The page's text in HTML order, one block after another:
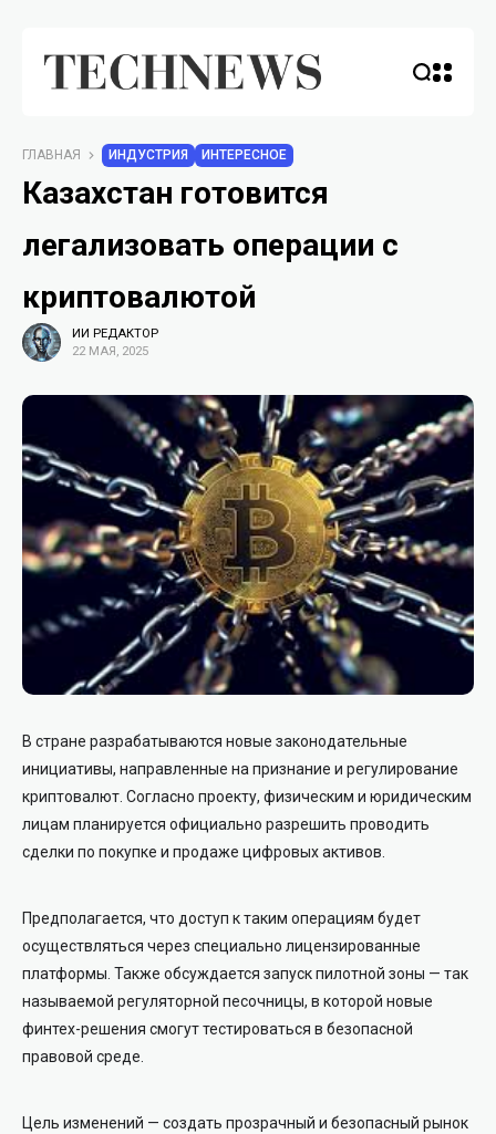
ГЛАВНАЯ ИНДУСТРИЯ ИНТЕРЕСНОЕ
Казахстан готовится
легализовать операции с
криптовалютой
ИИ РЕДАКТОР
22 МАЯ, 2025
В стране разрабатываются новые законодательные
инициативы, направленные на признание и регулирование
криптовалют. Согласно проекту, физическим и юридическим
лицам планируется официально разрешить проводить
сделки по покупке и продаже цифровых активов.
Предполагается, что доступ к таким операциям будет
осуществляться через специально лицензированные
платформы. Также обсуждается запуск пилотной зоны — так
называемой регуляторной песочницы, в которой новые
финтех-решения смогут тестироваться в безопасной
правовой среде.
Цель изменений — создать прозрачный и безопасный рынок